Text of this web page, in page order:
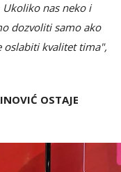
nas neko i
dozvoliti samo ako
oslabiti kvalitet tima",
OSTAJE